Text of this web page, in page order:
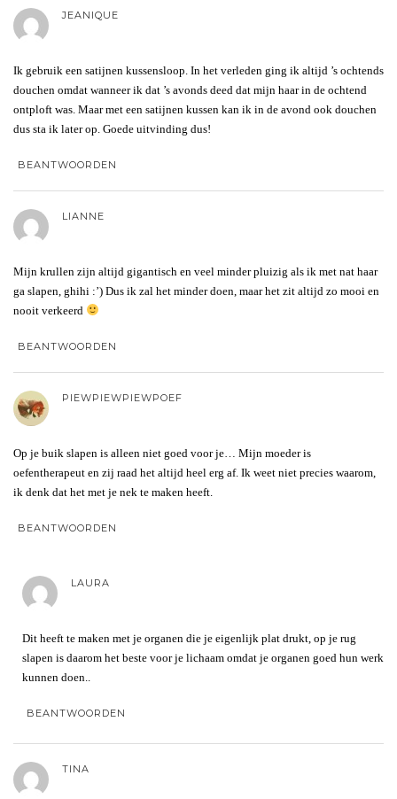
JEANIQUE
Ik gebruik een satijnen kussensloop. In het verleden ging ik altijd ’s ochtends
douchen omdat wanneer ik dat ’s avonds deed dat mijn haar in de ochtend
ontploft was. Maar met een satijnen kussen kan ik in de avond ook douchen
dus sta ik later op. Goede uitvinding dus!
BEANTWOORDEN
LIANNE
Mijn krullen zijn altijd gigantisch en veel minder pluizig als ik met nat haar
ga slapen, ghihi :’) Dus ik zal het minder doen, maar het zit altijd zo mooi en
nooit verkeerd
BEANTWOORDEN
PIEWPIEWPIEWPOEF
Op je buik slapen is alleen niet goed voor je… Mijn moeder is
oefentherapeut en zij raad het altijd heel erg af. Ik weet niet precies waarom,
ik denk dat het met je nek te maken heeft.
BEANTWOORDEN
LAURA
Dit heeft te maken met je organen die je eigenlijk plat drukt, op je rug
slapen is daarom het beste voor je lichaam omdat je organen goed hun werk
kunnen doen..
BEANTWOORDEN
TINA